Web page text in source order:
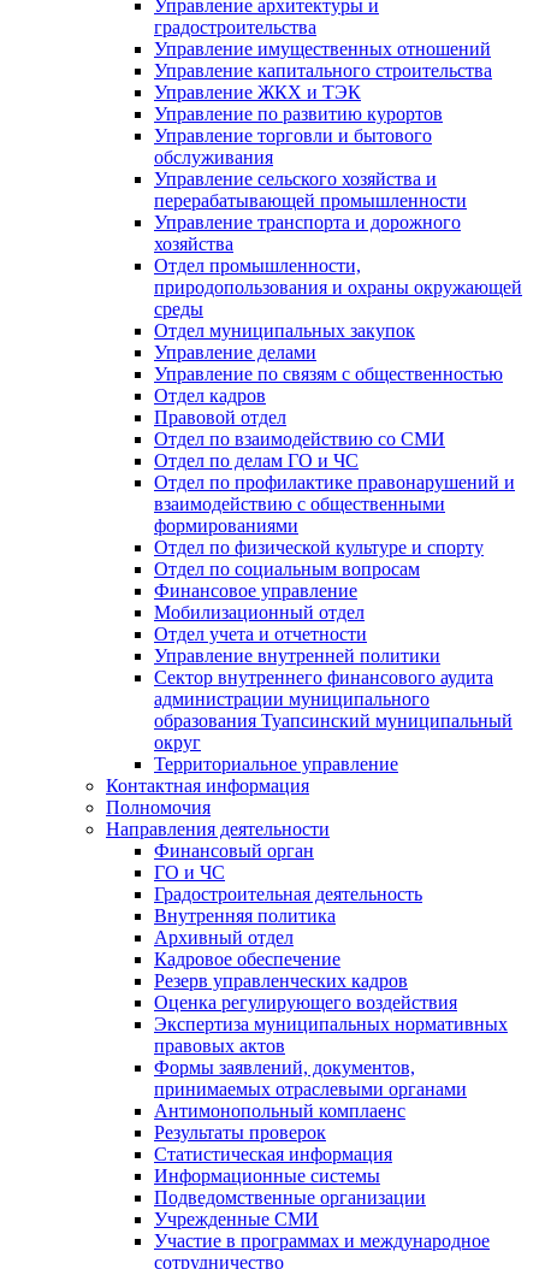
Управление архитектуры и
градостроительства
Управление имущественных отношений
Управление капитального строительства
Управление ЖКХ и ТЭК
Управление по развитию курортов
Управление торговли и бытового
обслуживания
Управление сельского хозяйства и
перерабатывающей промышленности
Управление транспорта и дорожного
хозяйства
Отдел промышленности,
природопользования и охраны окружающей
среды
Отдел муниципальных закупок
Управление делами
Управление по связям с общественностью
Отдел кадров
Правовой отдел
Отдел по взаимодействию со СМИ
Отдел по делам ГО и ЧС
Отдел по профилактике правонарушений и
взаимодействию с общественными
формированиями
Отдел по физической культуре и спорту
Отдел по социальным вопросам
Финансовое управление
Мобилизационный отдел
Отдел учета и отчетности
Управление внутренней политики
Сектор внутреннего финансового аудита
администрации муниципального
образования Туапсинский муниципальный
округ
Территориальное управление
Контактная информация
Полномочия
Направления деятельности
Финансовый орган
ГО и ЧС
Градостроительная деятельность
Внутренняя политика
Архивный отдел
Кадровое обеспечение
Резерв управленческих кадров
Оценка регулирующего воздействия
Экспертиза муниципальных нормативных
правовых актов
Формы заявлений, документов,
принимаемых отраслевыми органами
Антимонопольный комплаенс
Результаты проверок
Статистическая информация
Информационные системы
Подведомственные организации
Учрежденные СМИ
Участие в программах и международное
сотрудничество